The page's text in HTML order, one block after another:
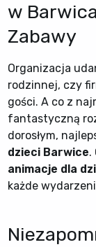
w
Zabawy
Organizacja
rodzinnej, czy
gości. A co z
fantastyczną
dorosłym,
dzieci Barwice.
animacje dla
każde